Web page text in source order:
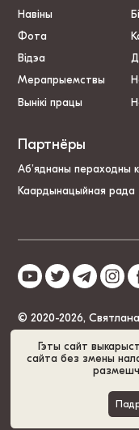
Гэты сайт
сайта без змены
Навіны
Фота
Відэа
Мерапрыемствы
Вынікі працы
Партнёры
Аб’яднаны пераходны
Каардынацыйная рада
© 2020-2026,